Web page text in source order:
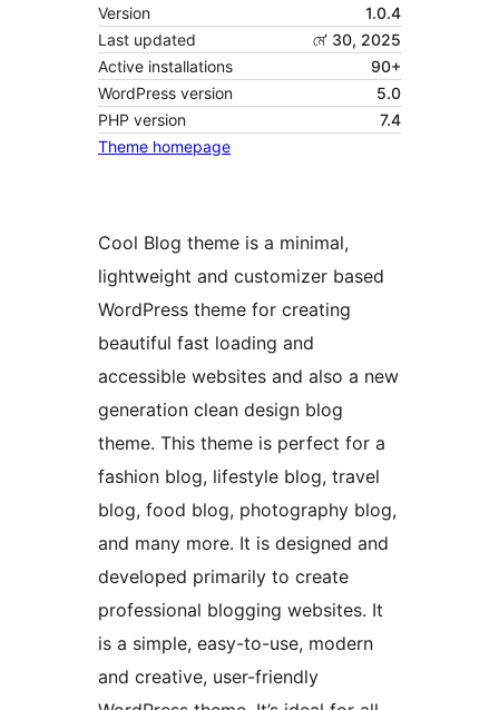
Version
1.0.4
Last updated
মে’ 30, 2025
Active installations
90+
WordPress version
5.0
PHP version
7.4
Theme homepage
Cool Blog theme is a minimal,
lightweight and customizer based
WordPress theme for creating
beautiful fast loading and
accessible websites and also a new
generation clean design blog
theme. This theme is perfect for a
fashion blog, lifestyle blog, travel
blog, food blog, photography blog,
and many more. It is designed and
developed primarily to create
professional blogging websites. It
is a simple, easy-to-use, modern
and creative, user-friendly